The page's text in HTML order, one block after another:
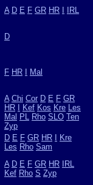
A D E F GR HR IRL
D
F HR Mal
A Chi Cor D E F GR
HR
Kef Kos Kre Les
Mal PL Rho SLO Ten
Zyp
D E F GR HR
Kre
Les Rho Sam
A D E F GR HR
IRL
Kef Rho S Zyp